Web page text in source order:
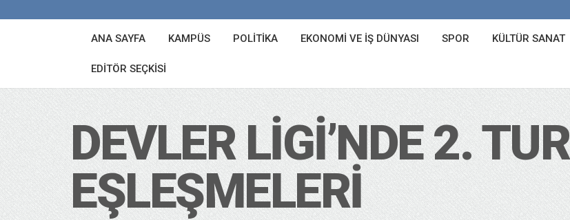
ANA SAYFA KAMPÜS POLITIKA EKONOMI VE İŞ DÜNYASI SPOR KÜLTÜR SANAT
EDITÖR SEÇKISI
DEVLER LIGI’NDE 2. TUR
EŞLEŞMELERI